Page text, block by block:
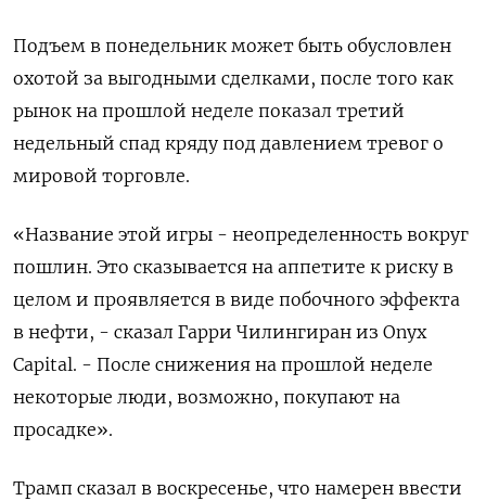
Подъем в понедельник может быть обусловлен
охотой за выгодными сделками, после того как
рынок на прошлой неделе показал третий
недельный спад кряду под давлением тревог о
мировой торговле.
«Название этой игры - неопределенность вокруг
пошлин. Это сказывается на аппетите к риску в
целом и проявляется в виде побочного эффекта
в нефти, - сказал Гарри Чилингиран из Onyx
Capital. - После снижения на прошлой неделе
некоторые люди, возможно, покупают на
просадке».
Трамп сказал в воскресенье, что намерен ввести